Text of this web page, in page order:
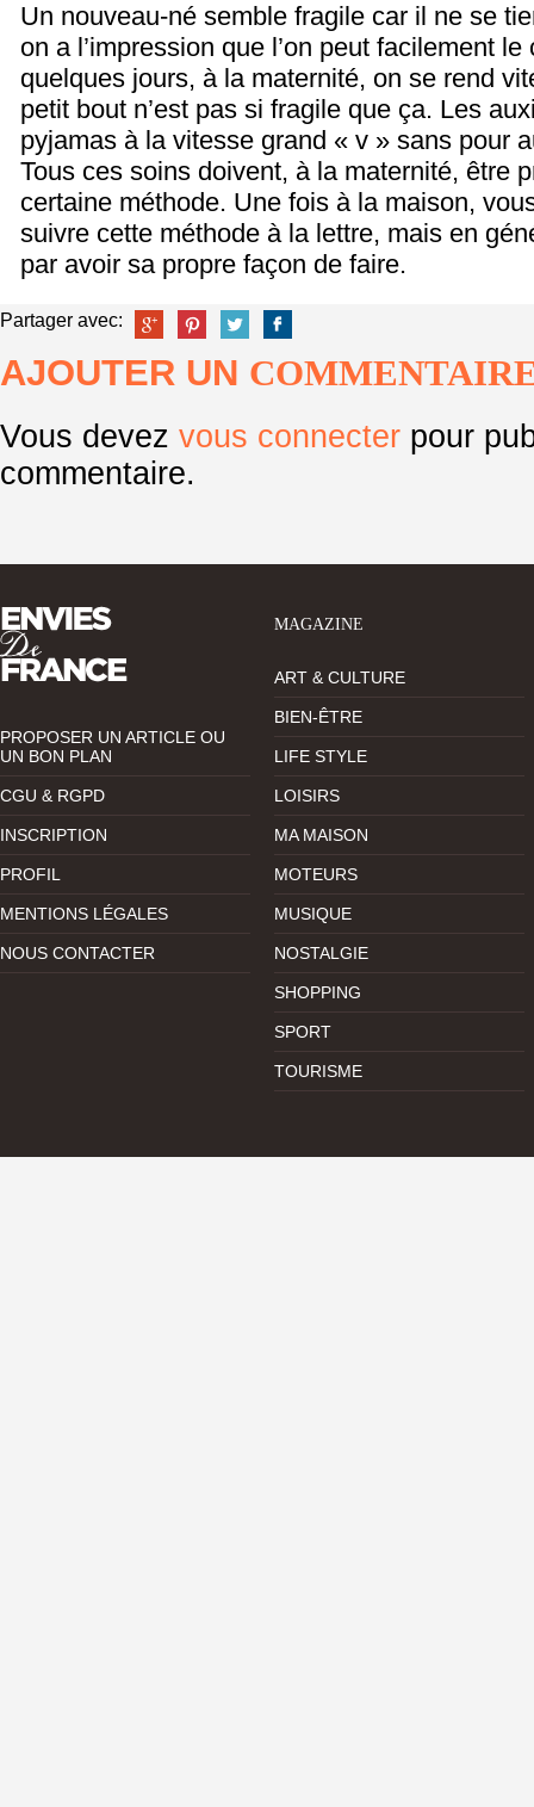
Un nouveau-né semble fragile car il ne se
on a l’impression que l’on peut facilement le
quelques jours, à la maternité, on se rend
petit bout n’est pas si fragile que ça. Les
pyjamas à la vitesse grand « v » sans pour
Tous ces soins doivent, à la maternité, être
certaine méthode. Une fois à la maison,
suivre cette méthode à la lettre, mais en
par avoir sa propre façon de faire.
Partager avec:
AJOUTER UN
Vous devez vous connecter pour
commentaire.
PROPOSER UN ARTICLE OU
UN BON PLAN
CGU & RGPD
INSCRIPTION
PROFIL
MENTIONS LÉGALES
NOUS CONTACTER
MAGAZINE
ART & CULTURE
BIEN-ÊTRE
LIFE STYLE
LOISIRS
MA MAISON
MOTEURS
MUSIQUE
NOSTALGIE
SHOPPING
SPORT
TOURISME